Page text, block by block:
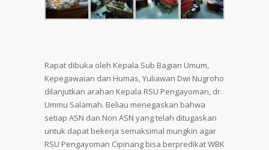
Rapat dibuka oleh Kepala Sub Bagian Umum,
Kepegawaian dan Humas, Yuliawan Dwi Nugroho
dilanjutkan arahan Kepala RSU Pengayoman, dr.
Ummu Salamah. Beliau menegaskan bahwa
setiap ASN dan Non ASN yang telah ditugaskan
untuk dapat bekerja semaksimal mungkin agar
RSU Pengayoman Cipinang bisa berpredikat WBK